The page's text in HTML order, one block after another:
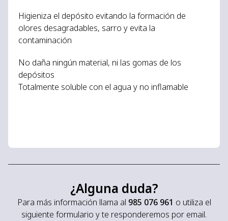
Higieniza el depósito evitando la formación de
olores desagradables, sarro y evita la
contaminación
No daña ningún material, ni las gomas de los
depósitos
Totalmente soluble con el agua y no inflamable
¿Alguna duda?
Para más información llama al 985 076 961 o utiliza el
siguiente formulario y te responderemos por email.